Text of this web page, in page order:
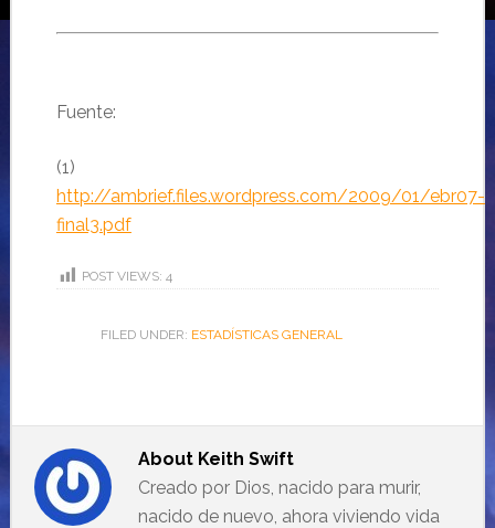
Fuente:
(1)
http://ambrief.files.wordpress.com/2009/01/ebr07-
final3.pdf
POST VIEWS: 4
FILED UNDER: ESTADÍSTICAS GENERAL
About Keith Swift
Creado por Dios, nacido para murir,
nacido de nuevo, ahora viviendo vida